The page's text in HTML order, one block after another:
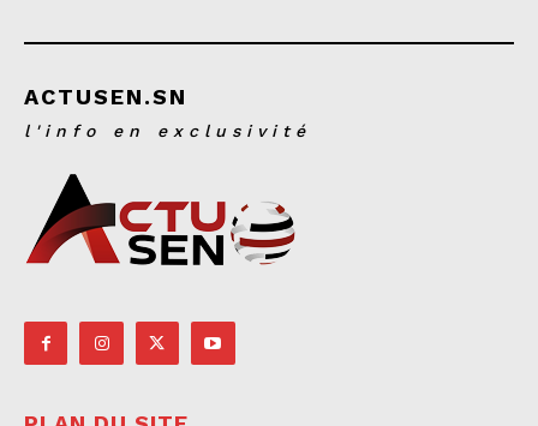
ACTUSEN.SN
l'info en exclusivité